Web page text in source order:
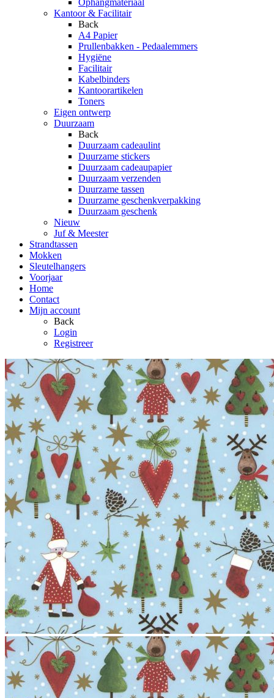
Ophangmateriaal
Kantoor & Facilitair
Back
A4 Papier
Prullenbakken - Pedaalemmers
Hygiëne
Facilitair
Kabelbinders
Kantoorartikelen
Toners
Eigen ontwerp
Duurzaam
Back
Duurzaam cadeaulint
Duurzame stickers
Duurzaam cadeaupapier
Duurzaam verzenden
Duurzame tassen
Duurzame geschenkverpakking
Duurzaam geschenk
Nieuw
Juf & Meester
Strandtassen
Mokken
Sleutelhangers
Voorjaar
Home
Contact
Mijn account
Back
Login
Registreer